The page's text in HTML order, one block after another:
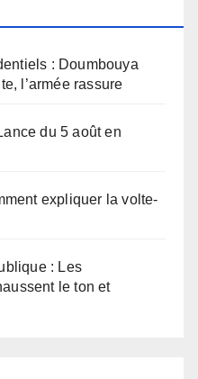
: Doumbouya
l’armée rassure
du 5 août en
expliquer la volte-
: Les
le ton et